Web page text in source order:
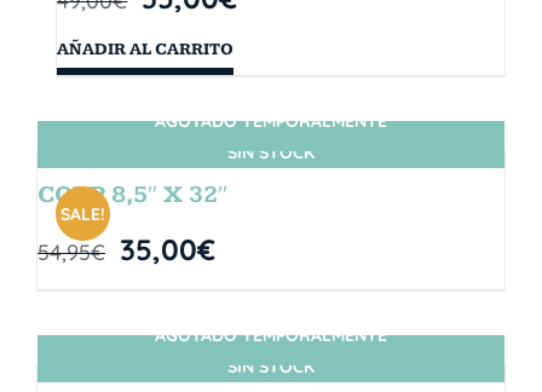
AÑADIR AL CARRITO
SIN STOCK
SALE!
AGOTADO TEMPORALMENTE
CORP 8,5″ X 32″
54,95€ 35,00€
SIN STOCK
AGOTADO TEMPORALMENTE